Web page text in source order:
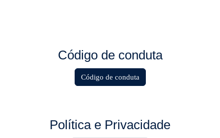
Código de conduta
Código de conduta
Política e Privacidade